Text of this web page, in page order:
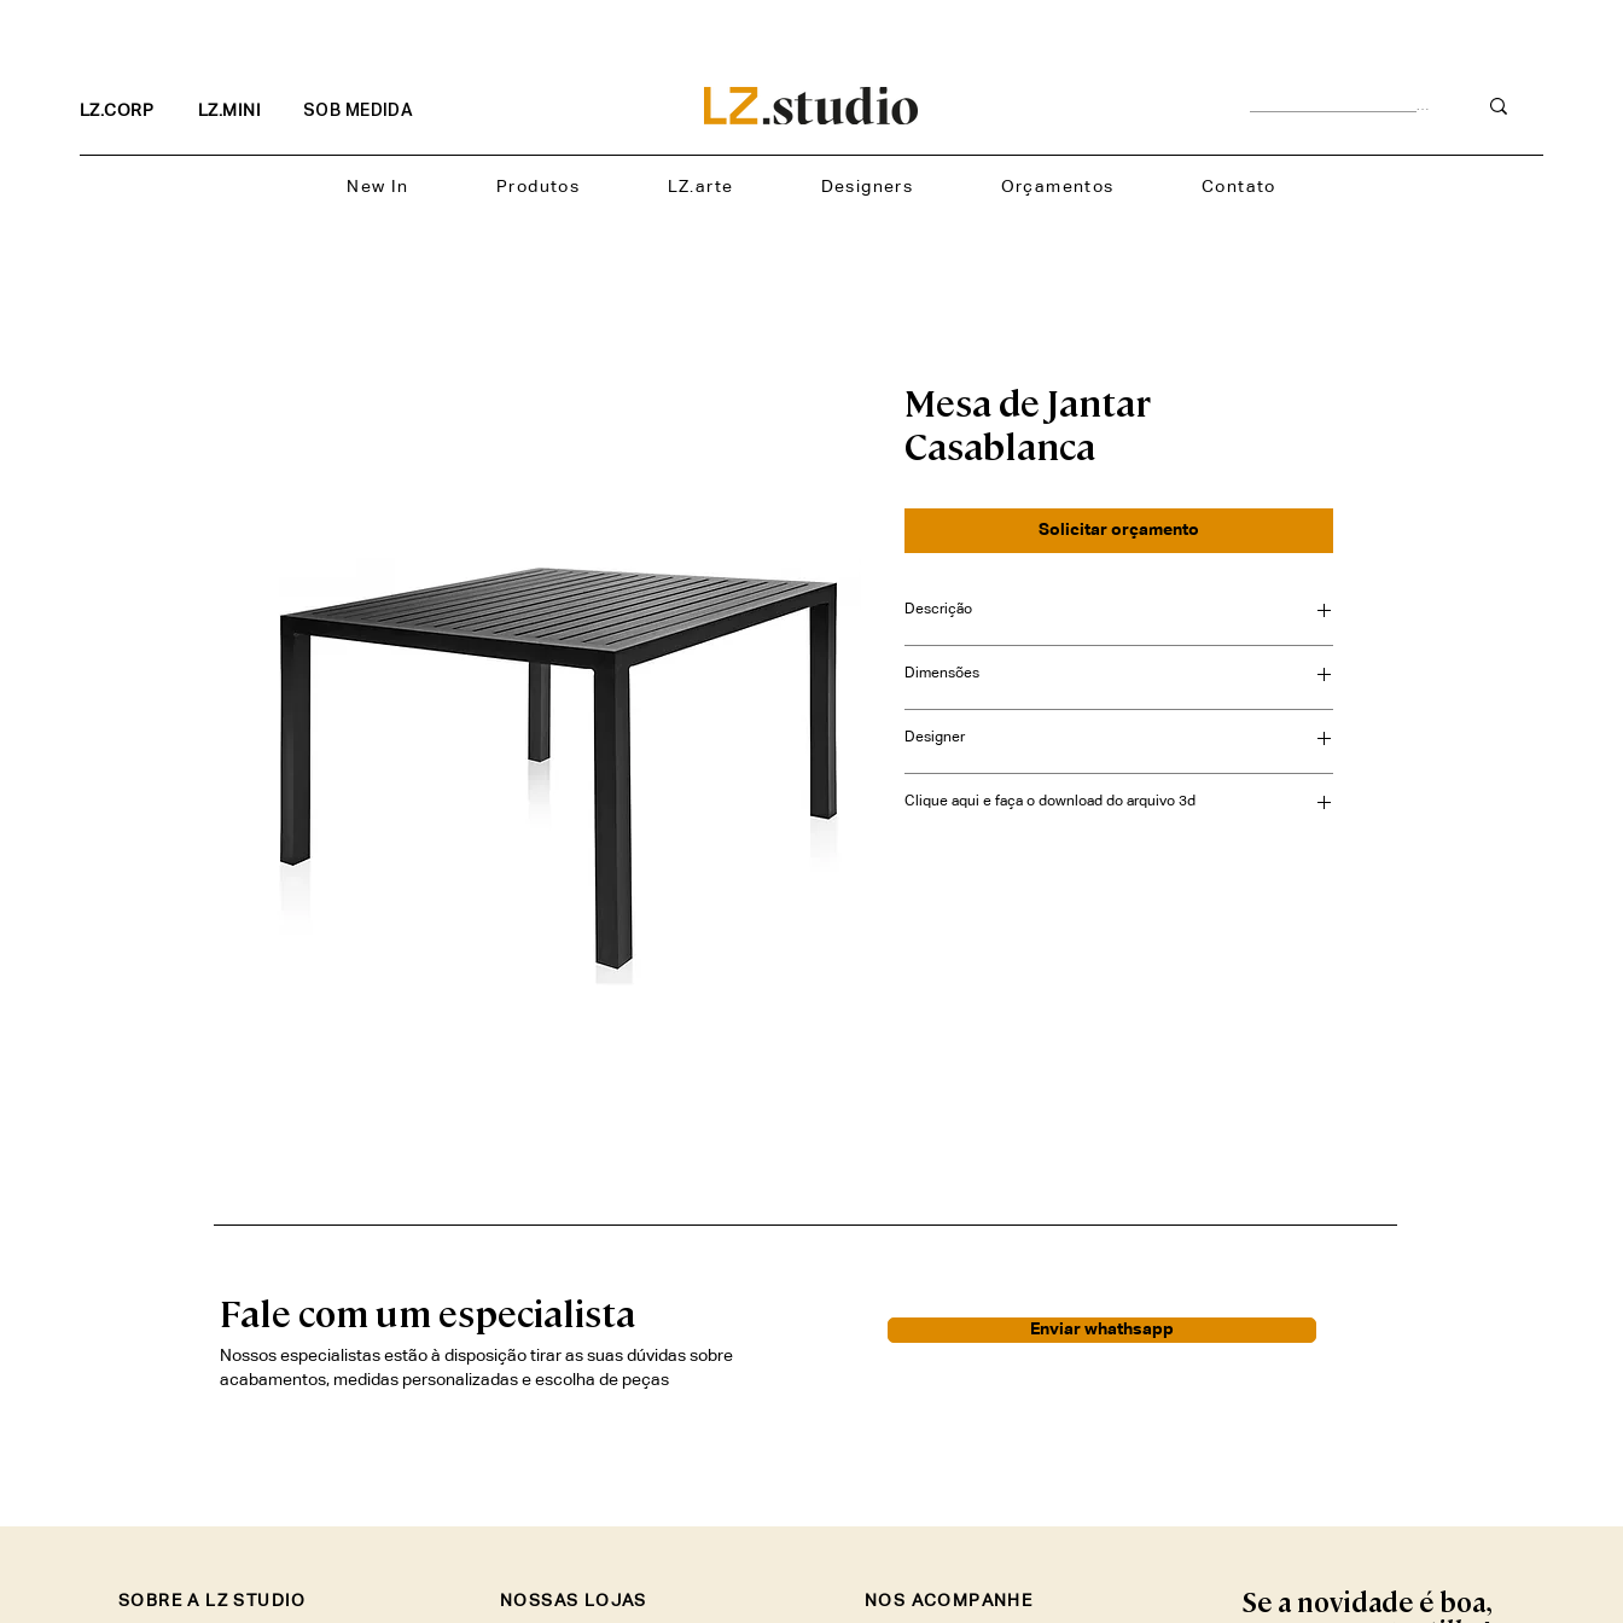
LZ.CORP LZ.MINI SOB MEDIDA
New In Produtos LZ.arte Designers Orçamentos Contato
Mesa de Jantar
Casablanca
Solicitar orçamento
Descrição
Dimensões
Profundidade: 110cm
Altura: 75cm
Designer
Clique aqui e faça o download do arquivo 3d
Fale com um especialista
Nossos especialistas estão à disposição tirar as suas dúvidas sobre
acabamentos, medidas personalizadas e escolha de peças
Enviar whathsapp
SOBRE A LZ STUDIO NOSSAS LOJAS NOS ACOMPANHE
Se a novidade é boa,